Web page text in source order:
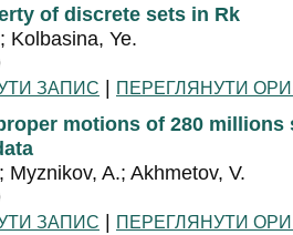
of discrete sets in Rk
Kolbasina, Ye.
ЗАПИС | ПЕРЕГЛЯНУТИ
motions of 280 millions
Myznikov, A.; Akhmetov, V.
ЗАПИС | ПЕРЕГЛЯНУТИ